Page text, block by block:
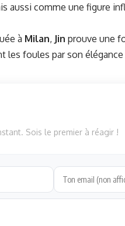
aussi comme une figure
à Milan, Jin prouve une
les foules par son
Sois le premier à réagir !